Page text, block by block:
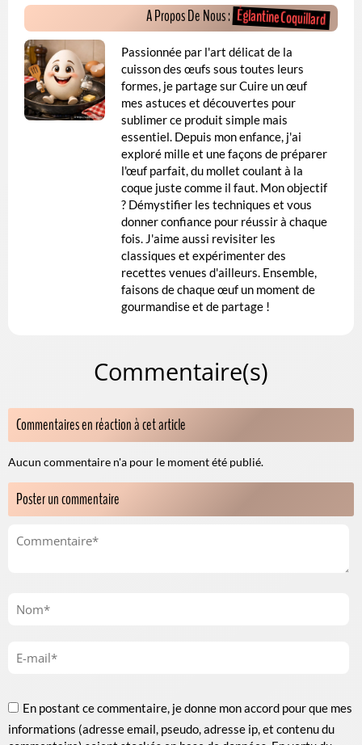
A Propos De Nous :Églantine Coquillard
Passionnée par l'art délicat de la
cuisson des œufs sous toutes leurs
formes, je partage sur Cuire un œuf
mes astuces et découvertes pour
sublimer ce produit simple mais
essentiel. Depuis mon enfance, j'ai
exploré mille et une façons de préparer
l'œuf parfait, du mollet coulant à la
coque juste comme il faut. Mon objectif
? Démystifier les techniques et vous
donner confiance pour réussir à chaque
fois. J'aime aussi revisiter les
classiques et expérimenter des
recettes venues d'ailleurs. Ensemble,
faisons de chaque œuf un moment de
gourmandise et de partage !
Commentaire(s)
Commentaires en réaction à cet article
Aucun commentaire n'a pour le moment été publié.
Poster un commentaire
En postant ce commentaire, je donne mon accord pour que mes
informations (adresse email, pseudo, adresse ip, et contenu du